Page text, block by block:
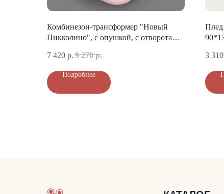
Комбинезон-трансформер "Новый
Пикколино", с опушкой, с отворотами,
7 420 р. 9 270 р.
Подробнее
Плед
3 310